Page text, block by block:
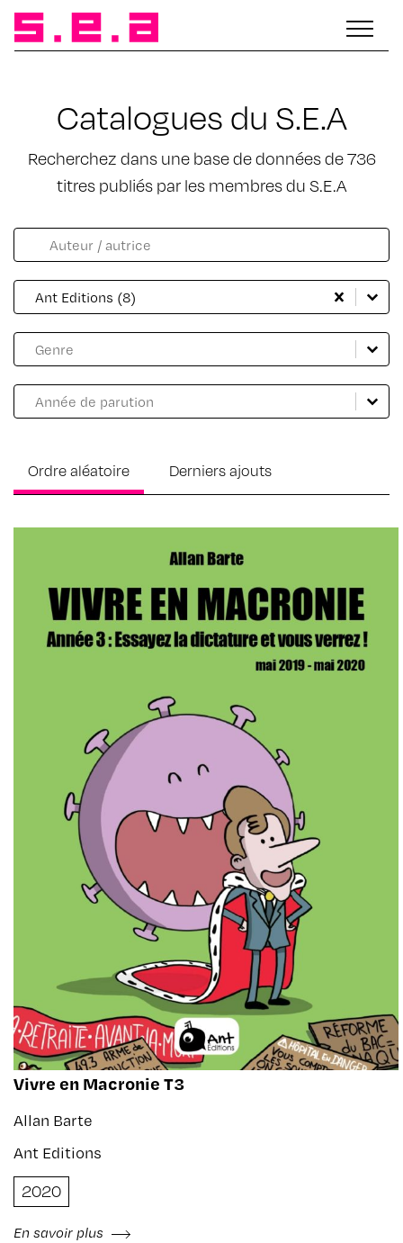
Catalogues du S.E.A
Recherchez dans une base de données de 736
titres publiés par les membres du S.E.A
Facette catalogue auteur
Rechercher
Catalogue Maison d'édition
Sélectionnez le contenu
Ant Editions (8)
Sélectionnez le contenu
Catalogue genre
Sélectionnez le contenu
Sélectionnez le contenu
Catalogue année
Sélectionnez le contenu
Sélectionnez le contenu
Ordre aléatoire Derniers ajouts
Vivre en Macronie T3
Allan Barte
Ant Editions
2020
En savoir plus